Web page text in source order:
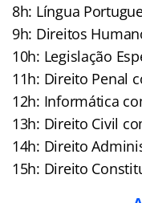
8h: Língua
9h: Direitos
10h: Legislação
11h: Direito Penal
12h: Informática
13h: Direito Civil
14h: Direito
15h: Direito